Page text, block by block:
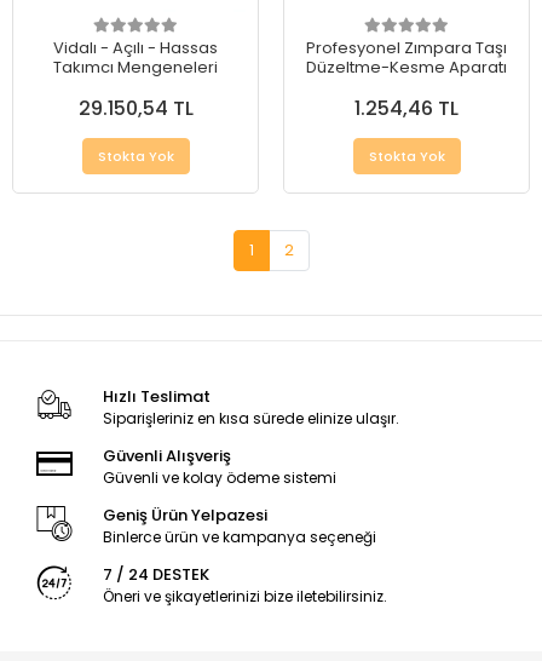
Vidalı - Açılı - Hassas
Takımcı Mengeneleri
29.150,54 TL
Stokta Yok
Profesyonel Zımpara Taşı
Düzeltme-Kesme Aparatı
1.254,46 TL
Stokta Yok
1 2
Hızlı Teslimat
Siparişleriniz en kısa sürede elinize ulaşır.
Güvenli Alışveriş
Güvenli ve kolay ödeme sistemi
Geniş Ürün Yelpazesi
Binlerce ürün ve kampanya seçeneği
7 / 24 DESTEK
Öneri ve şikayetlerinizi bize iletebilirsiniz.